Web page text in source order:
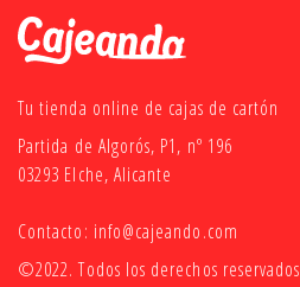
Tu tienda online de cajas de cartón
Partida de Algorós, P1, nº 196
03293 Elche, Alicante
Contacto: info@cajeando.com
©2022. Todos los derechos reservados